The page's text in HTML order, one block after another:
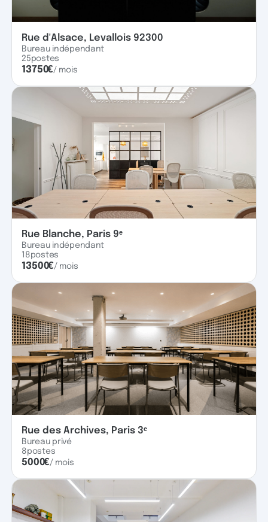
Rue d'Alsace, Levallois 92300
Bureau indépendant
25postes
13750€/ mois
Rue Blanche, Paris 9ᵉ
Bureau indépendant
18postes
13500€/ mois
Rue des Archives, Paris 3ᵉ
Bureau privé
8postes
5000€/ mois